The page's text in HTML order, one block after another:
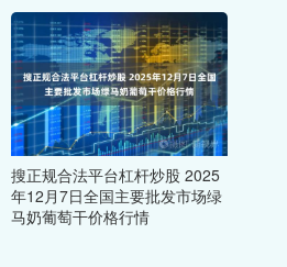
搜正规合法平台杠杆炒股 2025
年12月7日全国主要批发市场绿
马奶葡萄干价格行情